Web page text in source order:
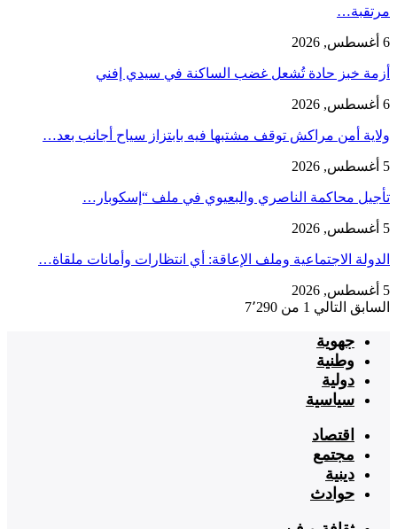
مرتقبة…
6 أغسطس, 2026
أزمة خبز حادة تُشعل غضب الساكنة في سيدي إفني
6 أغسطس, 2026
ولاية أمن مراكش توقف مشتبها فيه بابتزاز سياح أجانب بعد…
5 أغسطس, 2026
تأجيل محاكمة الناصري والبعيوي في ملف “إسكوبار…
5 أغسطس, 2026
الدولة الاجتماعية وملف الإعاقة: أي انتظارات وأمانات ملقاة…
5 أغسطس, 2026
السابق التالي 1 من 7٬290
جهوية
وطنية
دولية
سياسية
اقتصاد
مجتمع
دينية
حوادث